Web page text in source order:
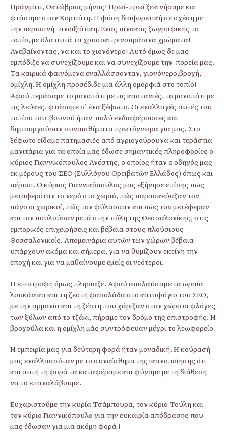
Πράγματι, Οκτώβριος μήνας! Πρωί-πρωί ξεκινήσαμε και
φτάσαμε στον Χορτιάτη. Η φύση διαφορετική σε σχέση με
την περυσινή ανοιξιάτικη. Ένας πίνακας ζωγραφικής το
τοπίο, με όλα αυτά τα χρυσοκιτρινοπράσινα χρώματα!
Ανεβαίνοντας, να και το χιονόνερο! Αυτό όμως δε μας
εμπόδιζε να συνεχίζουμε και να συνεχίζουμε την πορεία μας.
Τα καιρικά φαινόμενα εναλλάσσονταν, χιονόνερο,βροχή,
ομίχλη. Η ομίχλη προσέδιδε μια άλλη ομορφιά στο τοπίο!
Αφού περάσαμε το μονοπάτι με τις καστανιές, το μονοπάτι με
τις λεύκες, φτάσαμε σ’ ένα ξέφωτο. Οι εναλλαγές αυτές του
τοπίου του βουνού ήταν πολύ ενδιαφέρουσες και
δημιουργούσαν συναισθήματα πρωτόγνωρα για μας. Στο
ξέφωτο είδαμε πατημασιές από αγριογούρουνα και τεράστια
μανιτάρια για τα οποία μας έδωσε σημαντικές πληροφορίες ο
κύριος Γιαννικόπουλος Ανέστης, ο οποίος ήταν ο οδηγός μας
εκ μέρους του ΣΕΟ (Συλλόγου Ορειβατών Ελλάδος) όπως και
πέρυσι. Ο κύριος Γιαννικόπουλος μας εξήγησε επίσης πώς
μεταφερόταν το νερό στο χωριό, πώς παρασκεύαζαν τον
πάγο οι χωρικοί, πώς τον φύλασσαν και πώς τον μετέφεραν
και τον πουλούσαν μετά στην πόλη της Θεσσαλονίκης, στις
εμπορικές επιχειρήσεις και βέβαια στους πλούσιους
Θεσσαλονικείς. Απομεινάρια αυτών των χώρων βέβαια
υπάρχουν ακόμα και σήμερα, για να θυμίζουν εκείνη την
εποχή και για να μαθαίνουμε εμείς οι νεότεροι.
Η επιστροφή όμως πλησίαζε. Αφού απολαύσαμε τα ωραία
λουκάνικα και τη ζεστή φασολάδα στο καταφύγιο του ΣΕΟ,
με την αρμονία και τη ζέστη που χάριζαν στον χώρο οι φλόγες
των ξύλων από το τζάκι, πήραμε τον δρόμο της επιστροφής. Η
βροχούλα και η ομίχλη μάς συντρόφευαν μέχρι το λεωφορείο
Η εμπειρία μας για δεύτερη φορά ήταν μοναδική. Η κούρασή
μας εναλλασσόταν με το συναίσθημα της ικανοποίησης ότι
και αυτή τη φορά τα καταφέραμε και φύγαμε με τη διάθεση
να το επαναλάβουμε.
Ευχαριστούμε την κυρία Τσάμπουρα, τον κύριο Τούλη και
τον κύριο Γιαννικόπουλο για την ευκαιρία απόδρασης που
μας έδωσαν για μια ακόμη φορά !